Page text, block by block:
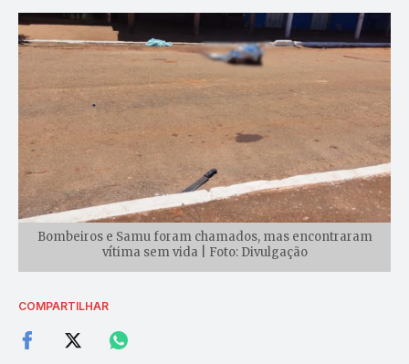
Bombeiros e Samu foram chamados, mas encontraram
vítima sem vida | Foto: Divulgação
COMPARTILHAR